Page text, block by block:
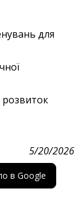
для
5/20/2026
в Google